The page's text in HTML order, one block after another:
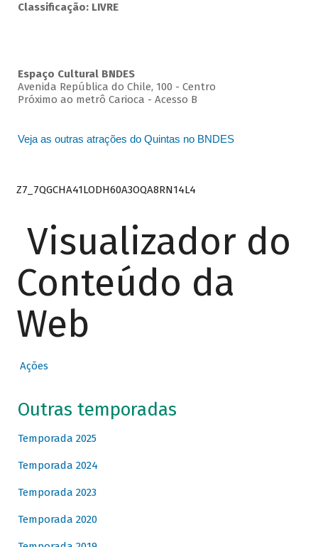
Classificação: LIVRE
Espaço Cultural BNDES
Avenida República do Chile, 100 - Centro
Próximo ao metrô Carioca - Acesso B
Veja as outras atrações do Quintas no BNDES
Z7_7QGCHA41LODH60A3OQA8RN14L4
Visualizador do
Conteúdo da
Web
Ações
Outras temporadas
Temporada 2025
Temporada 2024
Temporada 2023
Temporada 2020